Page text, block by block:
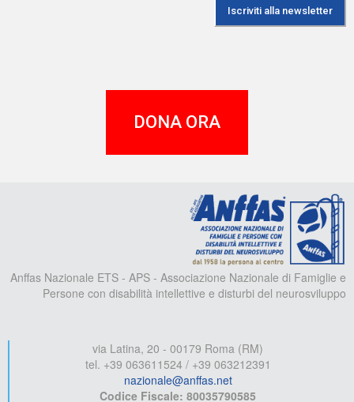
DONA ORA
Anffas Nazionale ETS - APS - Associazione Nazionale di Famiglie e
Persone con disabilità intellettive e disturbi del neurosviluppo
via Latina, 20 - 00179 Roma (RM)
tel. +39 063611524 / +39 063212391
nazionale@anffas.net
Codice Fiscale: 80035790585